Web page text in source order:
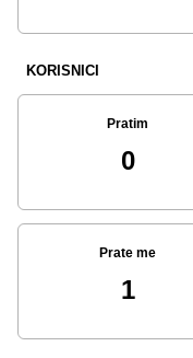
KORISNICI
Pratim
0
Prate me
1